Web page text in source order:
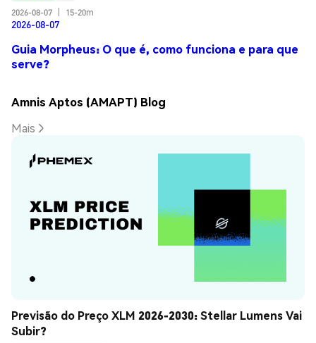
2026-08-07
15-20m
2026-08-07
Guia Morpheus: O que é, como funciona e para que
serve?
Amnis Aptos (AMAPT) Blog
Mais
Previsão do Preço XLM 2026-2030: Stellar Lumens Vai
Subir?